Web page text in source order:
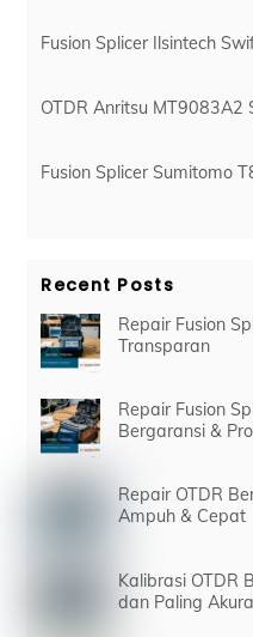
Fusion Splicer Ilsintech
OTDR Anritsu MT9083A2
Fusion Splicer Sumitomo
Recent Posts
Repair Fusion
Transparan
Repair Fusion
Bergaransi &
Repair OTDR
Ampuh & Cepat
Kalibrasi OTDR
dan Paling